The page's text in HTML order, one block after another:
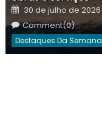
Posted
on
30 de julho de 2026
Comment(0)
Destaques Da Semana